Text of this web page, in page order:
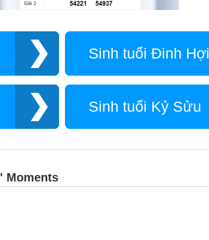
Sinh tuổi Đinh Hợi
Sinh tuổi Kỷ Sửu